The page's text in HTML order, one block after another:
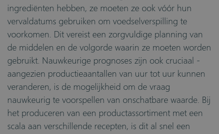
ingrediënten hebben, ze moeten ze ook vóór hun
vervaldatums gebruiken om voedselverspilling te
voorkomen. Dit vereist een zorgvuldige planning van
de middelen en de volgorde waarin ze moeten worden
gebruikt. Nauwkeurige prognoses zijn ook cruciaal -
aangezien productieaantallen van uur tot uur kunnen
veranderen, is de mogelijkheid om de vraag
nauwkeurig te voorspellen van onschatbare waarde. Bij
het produceren van een productassortiment met een
scala aan verschillende recepten, is dit al snel een